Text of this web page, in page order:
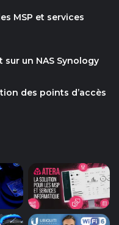
MSP et services
un NAS Synology
des points d’accès